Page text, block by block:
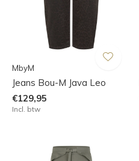
MbyM
Jeans Bou-M Java Leo
€129,95
Incl. btw